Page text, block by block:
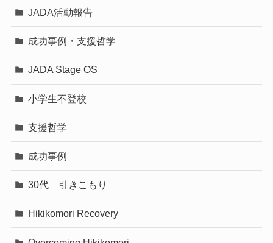
JADA活動報告
成功事例・支援哲学
JADA Stage OS
小学生不登校
支援哲学
成功事例
30代 引きこもり
Hikikomori Recovery